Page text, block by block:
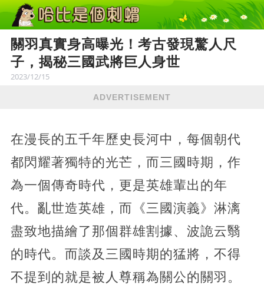
關羽真實身高曝光！考古發現驚人尺
子，揭秘三國武將巨人身世
2023/12/15
ADVERTISEMENT
在漫長的五千年歷史長河中，每個朝代
都閃耀著獨特的光芒，而三國時期，作
為一個傳奇時代，更是英雄輩出的年
代。亂世造英雄，而《三國演義》淋漓
盡致地描繪了那個群雄割據、波詭云翳
的時代。而談及三國時期的猛將，不得
不提到的就是被人尊稱為關公的關羽。